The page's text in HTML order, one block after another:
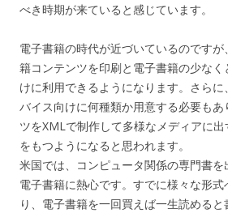
べき時期が来ていると感じています。
電子書籍の時代が近づいているのです
籍コンテンツを印刷と電子書籍の少なく
けに利用できるようになります。さら
バイス向けに何種類か用意する必要も
ツをXMLで制作して多様なメディアに
をもつようになると思われます。
米国では、コンピュータ関係の専門書を
電子書籍に熱心です。すでに様々な形
り、電子書籍を一回買えば一生読める